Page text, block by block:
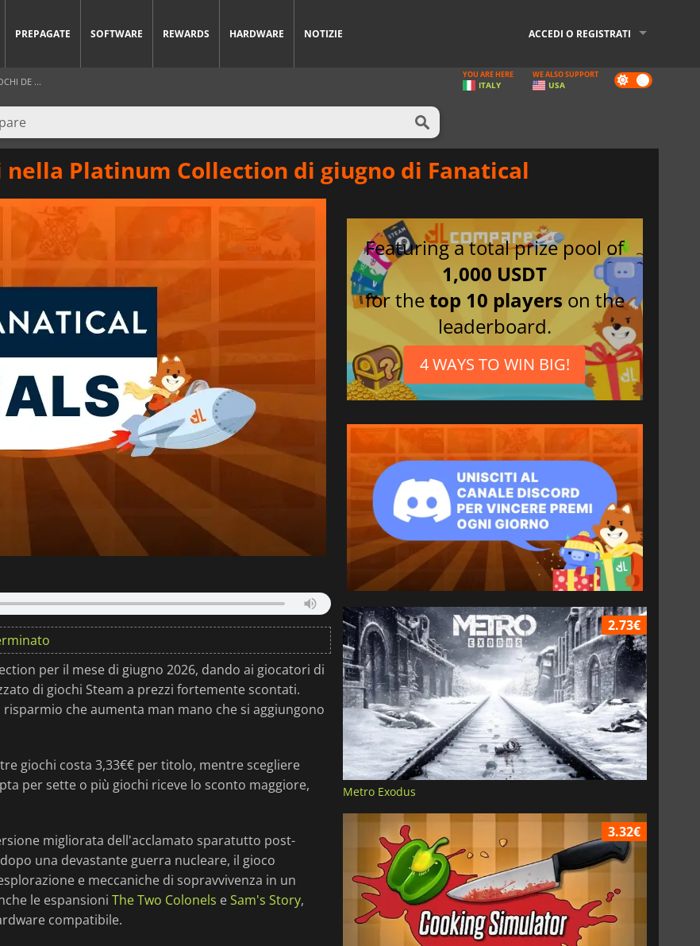
PREPAGATE SOFTWARE REWARDS HARDWARE NOTIZIE ACCEDI O REGISTRATI
DE ... Dark
mode
YOU ARE HERE
ITALY
WE ALSO SUPPORT
USA
Platinum Collection di giugno di Fanatical
per il mese di giugno 2026, dando ai giocatori di
di giochi Steam a prezzi fortemente scontati.
che aumenta man mano che si aggiungono
giochi costa 3,33€€ per titolo, mentre scegliere
per sette o più giochi riceve lo sconto maggiore,
migliorata dell'acclamato sparatutto post-
una devastante guerra nucleare, il gioco
e meccaniche di sopravvivenza in un
le espansioni The Two Colonels eSam's Story,
compatibile.
Featuring a total prize pool of
1,000 USDT
for thetop 10 players on the
leaderboard.
4 WAYS TO WIN BIG!
2.73€
Metro Exodus
3.32€